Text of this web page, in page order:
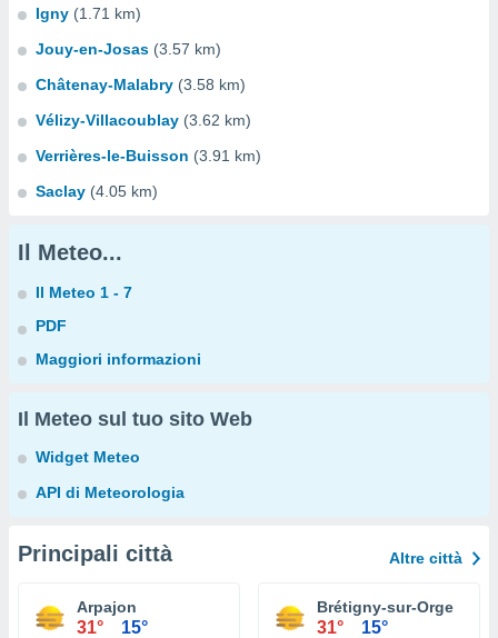
Igny (1.71 km)
Jouy-en-Josas (3.57 km)
Châtenay-Malabry (3.58 km)
Vélizy-Villacoublay (3.62 km)
Verrières-le-Buisson (3.91 km)
Saclay (4.05 km)
Il Meteo...
Il Meteo 1 - 7
PDF
Maggiori informazioni
Il Meteo sul tuo sito Web
Widget Meteo
API di Meteorologia
Principali città Altre città
Arpajon
31° 15°
Brétigny-sur-Orge
31° 15°